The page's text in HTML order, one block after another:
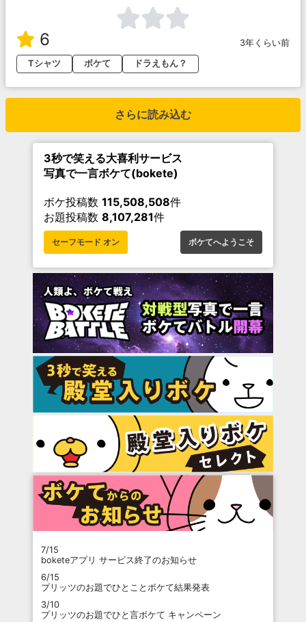
6
3年くらい前
Tシャツ
ボケて ドラえもん？
さらに読み込む
3秒で笑える大喜利サービス
写真で一言ボケて(bokete)
ボケ投稿数 115,508,508件
お題投稿数 8,107,281件
セーフモード オン ボケてへようこそ
7/15
boketeアプリ サービス終了のお知らせ
6/15
プリッツのお題でひとことボケて結果発表
3/10
プリッツのお題でひと言ボケて キャンペーン